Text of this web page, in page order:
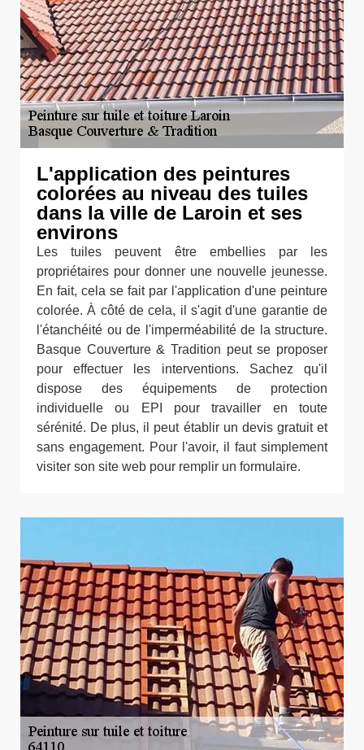
L'application des peintures
colorées au niveau des tuiles
dans la ville de Laroin et ses
environs
Les tuiles peuvent être embellies par les
propriétaires pour donner une nouvelle jeunesse.
En fait, cela se fait par l'application d'une peinture
colorée. À côté de cela, il s'agit d'une garantie de
l'étanchéité ou de l'imperméabilité de la structure.
Basque Couverture & Tradition peut se proposer
pour effectuer les interventions. Sachez qu'il
dispose des équipements de protection
individuelle ou EPI pour travailler en toute
sérénité. De plus, il peut établir un devis gratuit et
sans engagement. Pour l'avoir, il faut simplement
visiter son site web pour remplir un formulaire.